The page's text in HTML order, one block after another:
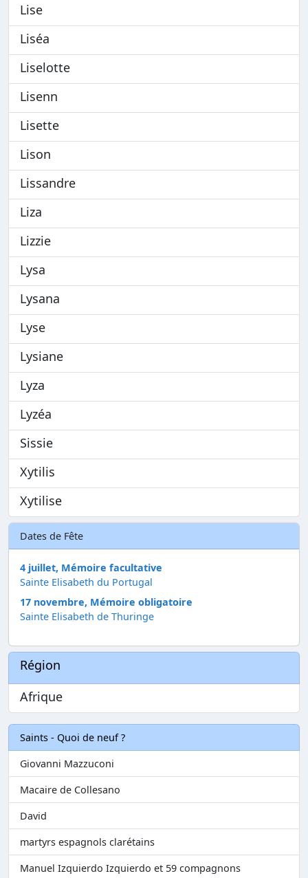
Lise
Liséa
Liselotte
Lisenn
Lisette
Lison
Lissandre
Liza
Lizzie
Lysa
Lysana
Lyse
Lysiane
Lyza
Lyzéa
Sissie
Xytilis
Xytilise
Dates de Fête
4 juillet, Mémoire facultative
Sainte Elisabeth du Portugal
17 novembre, Mémoire obligatoire
Sainte Elisabeth de Thuringe
Région
Afrique
Saints - Quoi de neuf ?
Giovanni Mazzuconi
Macaire de Collesano
David
martyrs espagnols clarétains
Manuel Izquierdo Izquierdo et 59 compagnons